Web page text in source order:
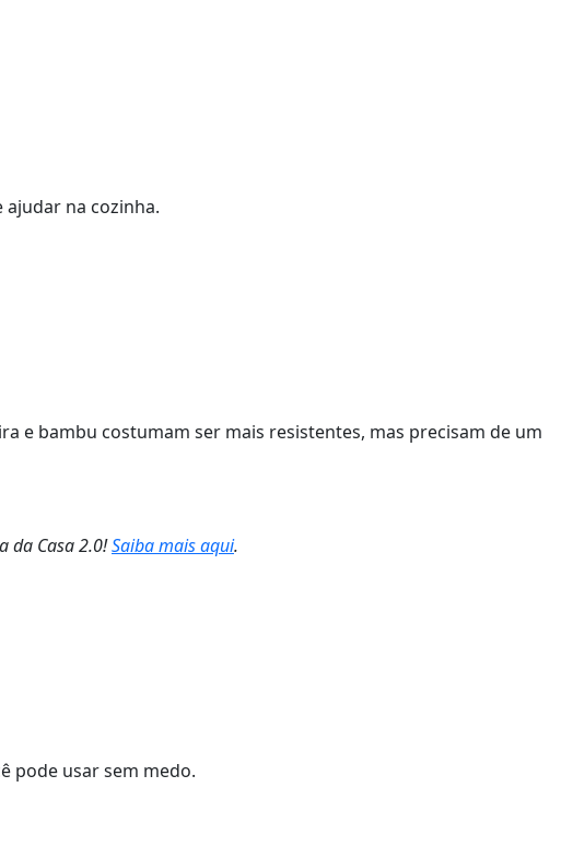
na cozinha.
e bambu costumam ser mais resistentes, mas precisam de um
da Casa 2.0!Saiba mais aqui.
pode usar sem medo.